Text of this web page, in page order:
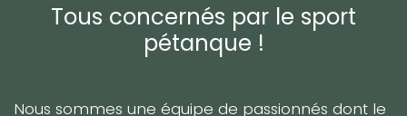
Tous concernés par le sport
pétanque !
Nous sommes une équipe de passionnés dont le